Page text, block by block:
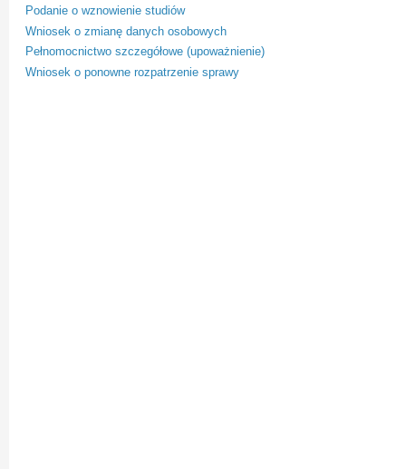
Podanie o wznowienie studiów
Wniosek o zmianę danych osobowych
Pełnomocnictwo szczegółowe (upoważnienie)
Wniosek o ponowne rozpatrzenie sprawy